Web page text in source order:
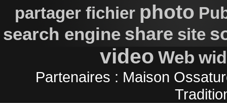
partager fichier photo
search engine share site
video Web
Partenaires : Maison